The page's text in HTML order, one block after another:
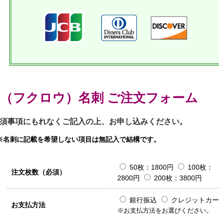
フクロウ）名刺 ご注文フォーム
事項にもれなくご記入の上、お申し込みください。
刺に記載を希望しない項目は無記入で結構です。
注文枚数（必須）
50枚：1800円
100枚：
2800円
200枚：3800円
お支払方法
銀行振込 クレジットカ
※お支払方法をお選びください。